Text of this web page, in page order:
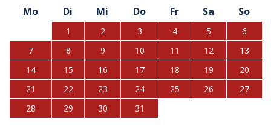
Mo
Di Mi Do Fr Sa So
1 2 3 4 5
6
7
8 9 10 11 12
13
14
15 16 17 18 19
20
21
22 23 24 25 26
27
28
29 30 31